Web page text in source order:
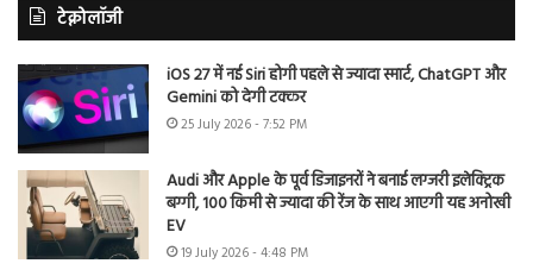
टेक्नोलॉजी
iOS 27 में नई Siri होगी पहले से ज्यादा स्मार्ट, ChatGPT और
Gemini को देगी टक्कर
25 July 2026 - 7:52 PM
Audi और Apple के पूर्व डिजाइनरों ने बनाई लग्जरी इलेक्ट्रिक
बग्गी, 100 किमी से ज्यादा की रेंज के साथ आएगी यह अनोखी
EV
19 July 2026 - 4:48 PM